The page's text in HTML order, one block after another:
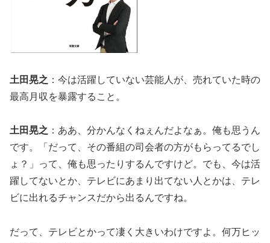
土田晃之 ：今は活躍していない芸能人が、売れていた時の
最高月収を暴露すること。
土田晃之 ：ああ、分かんなくねぇんだよなぁ。俺も思うん
です。「だって、その番組の司会者の方がもらってるでし
ょ？」って、俺も思ったりするんですけど。でも、今は活
躍してないとか、テレビにあまり出てない人とかは、テレ
ビに出れるチャンスだから出るんですね。
だって、テレビとかって凄く大きいわけですよ。何万ヒッ